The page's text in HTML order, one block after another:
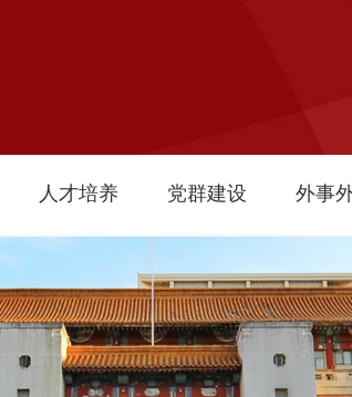
人才培养 党群建设 外事